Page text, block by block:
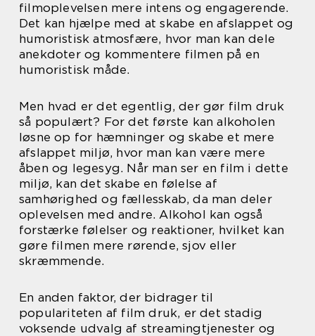
filmoplevelsen mere intens og engagerende.
Det kan hjælpe med at skabe en afslappet og
humoristisk atmosfære, hvor man kan dele
anekdoter og kommentere filmen på en
humoristisk måde.
Men hvad er det egentlig, der gør film druk
så populært? For det første kan alkoholen
løsne op for hæmninger og skabe et mere
afslappet miljø, hvor man kan være mere
åben og legesyg. Når man ser en film i dette
miljø, kan det skabe en følelse af
samhørighed og fællesskab, da man deler
oplevelsen med andre. Alkohol kan også
forstærke følelser og reaktioner, hvilket kan
gøre filmen mere rørende, sjov eller
skræmmende.
En anden faktor, der bidrager til
populariteten af film druk, er det stadig
voksende udvalg af streamingtjenester og